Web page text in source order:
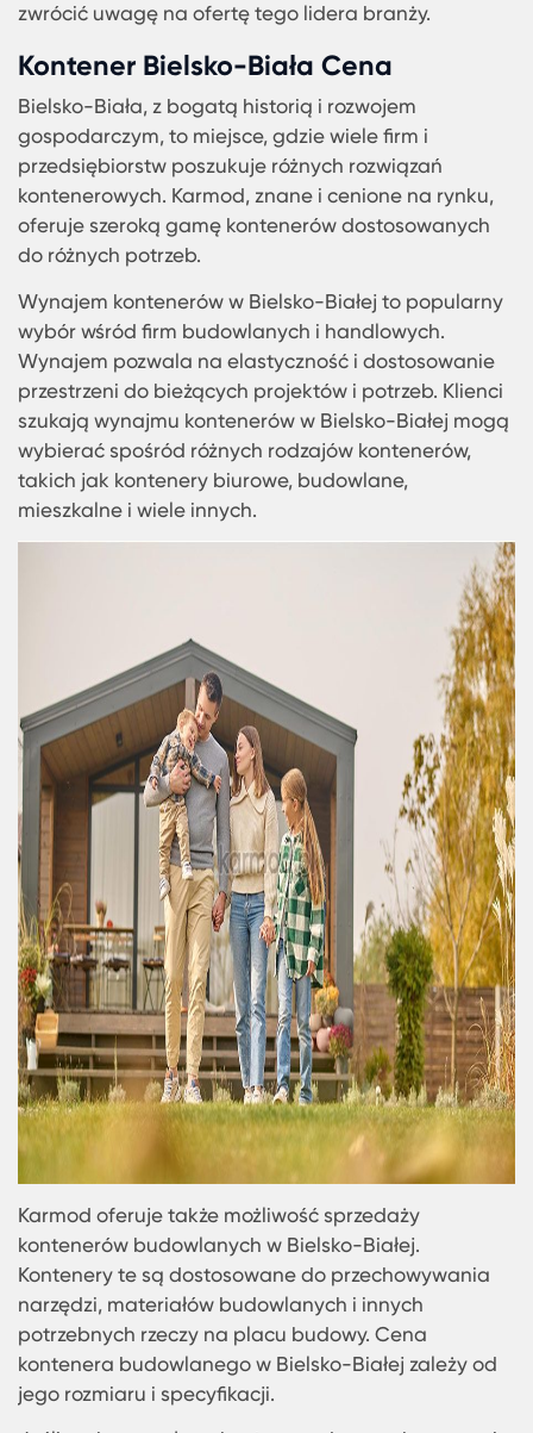
Warto również podkreślić, że jednym z liderów na
rynku kontenerów w Bielsko-Biała jest firma
Z długoletnim doświadczeniem i szerokim
produktów, Karmod nieustannie dostosowuje się
potrzeb klientów, oferując wysokiej jakości
w atrakcyjnych cenach. Bez względu na to, czy
indywidualnym klientem czy dużą firmą, warto
zwrócić uwagę na ofertę tego lidera branży.
Kontener Bielsko-Biała Cena
Bielsko-Biała, z bogatą historią i rozwojem
gospodarczym, to miejsce, gdzie wiele firm i
przedsiębiorstw poszukuje różnych rozwiązań
kontenerowych. Karmod, znane i cenione na
oferuje szeroką gamę kontenerów
do różnych potrzeb.
Wynajem kontenerów w Bielsko-Białej to
wybór wśród firm budowlanych i handlowych.
Wynajem pozwala na elastyczność i
przestrzeni do bieżących projektów i potrzeb.
szukają wynajmu kontenerów w Bielsko-Białej
wybierać spośród różnych rodzajów kontenerów,
takich jak kontenery biurowe, budowlane,
mieszkalne i wiele innych.